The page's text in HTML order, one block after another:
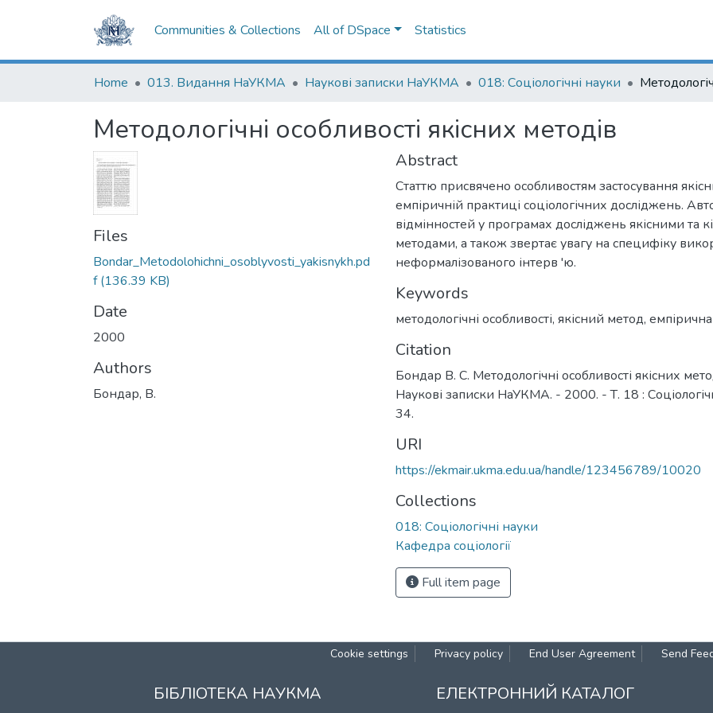
Communities & Collections All of DSpace Statistics
Home 013. Видання НаУКМА Наукові записки НаУКМА 018: Соціологічні науки
Методологічні особливості якісних методів
Files
Bondar_Metodolohichni_osoblyvosti_yakisnykh.pd
f(136.39 KB)
Date
2000
Authors
Бондар, В.
Abstract
Статтю присвячено особливостям застосування
емпіричній практиці соціологічних досліджень.
відмінностей у програмах досліджень якісними та
методами, а також звертає увагу на специфіку
неформалізованого інтерв 'ю.
Keywords
методологічні особливості, якісний метод,
Citation
Бондар В. С. Методологічні особливості якісних
Наукові записки НаУКМА. - 2000. - Т. 18 :
34.
URI
https://ekmair.ukma.edu.ua/handle/123456789/10020
Collections
018: Соціологічні науки
Кафедра соціології
Full item page
Cookie settings Privacy policy End User Agreement Send
БІБЛІОТЕКА НАУКМА ЕЛЕКТРОННИЙ КАТАЛОГ